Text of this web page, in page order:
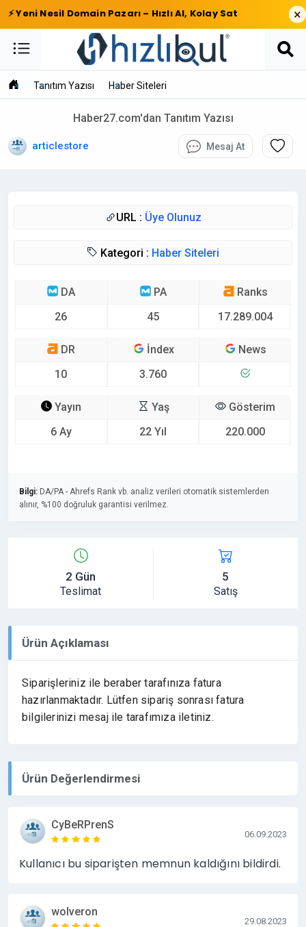
⚡ Yeni Nesil Domain Pazarı – Hızlı Al, Kolay Sat ×
Tanıtım Yazısı Haber Siteleri
Haber27.com'dan Tanıtım Yazısı
articlestore Mesaj At
URL : Üye Olunuz
Kategori : Haber Siteleri
DA
26
PA
45
Ranks
17.289.004
DR
10
İndex
3.760
News
Yayın
6 Ay
Yaş
22 Yıl
Gösterim
220.000
Bilgi: DA/PA - Ahrefs Rank vb. analiz verileri otomatik sistemlerden
alınır, %100 doğruluk garantisi verilmez.
2 Gün
Teslimat
5
Satış
Ürün Açıklaması
Siparişleriniz ile beraber tarafınıza fatura
hazırlanmaktadır. Lütfen sipariş sonrası fatura
bilgilerinizi mesaj ile tarafımıza iletiniz.
Ürün Değerlendirmesi
CyBeRPrenS
06.09.2023
Kullanıcı bu siparişten memnun kaldığını bildirdi.
wolveron
29.08.2023